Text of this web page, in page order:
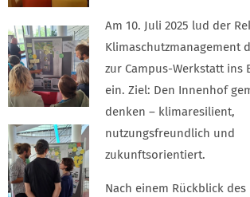
Am 10. Juli 2025 lud der
Klimaschutzmanagement
zur Campus-Werkstatt ins
ein. Ziel: Den Innenhof
denken – klimaresilient,
nutzungsfreundlich und
zukunftsorientiert.
Nach einem Rückblick